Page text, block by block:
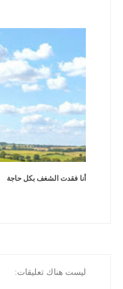
أنا فقدت الشغف بكل حاجة
ليست هناك تعليقات: